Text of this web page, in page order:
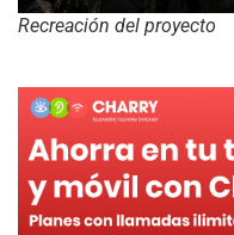
Recreación del proyecto